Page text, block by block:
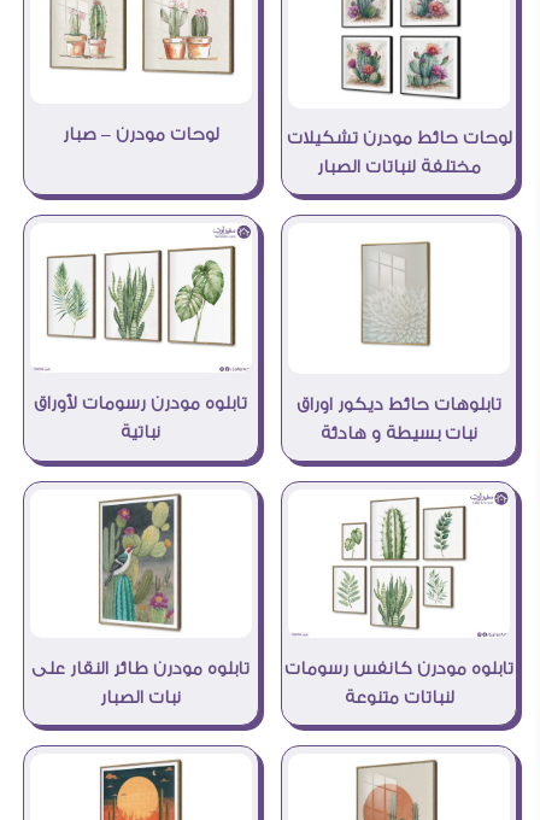
لوحات حائط مودرن تشكيلات
مختلفة لنباتات الصبار
لوحات مودرن – صبار
تابلوهات حائط ديكور اوراق
نبات بسيطة و هادئة
تابلوه مودرن رسومات لأوراق
نباتية
تابلوه مودرن كانفس رسومات
لنباتات متنوعة
تابلوه مودرن طائر النقار على
نبات الصبار